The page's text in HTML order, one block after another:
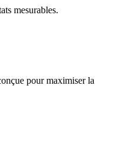
mesurables.
pour maximiser la